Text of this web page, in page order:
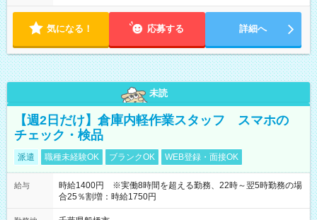
気になる！ 応募する 詳細へ
未読
【週2日だけ】倉庫内軽作業スタッフ スマホの
チェック・検品
派遣 職種未経験OK ブランクOK WEB登録・面接OK
給与
時給1400円 ※実働8時間を超える勤務、22時～翌5時勤務の場
合25％割増：時給1750円